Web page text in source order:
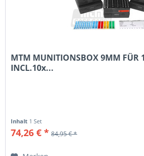
MTM MUNITIONSBOX 9MM FÜR
INCL.10x...
Inhalt 1 Set
74,26 € * 84,95 € *